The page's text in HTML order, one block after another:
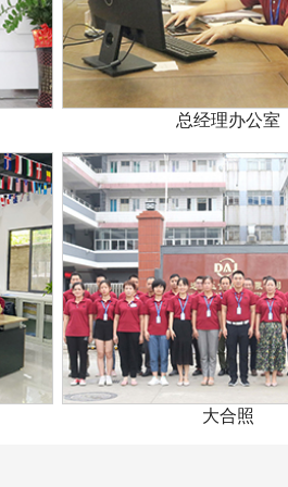
总经理办公室
大合照